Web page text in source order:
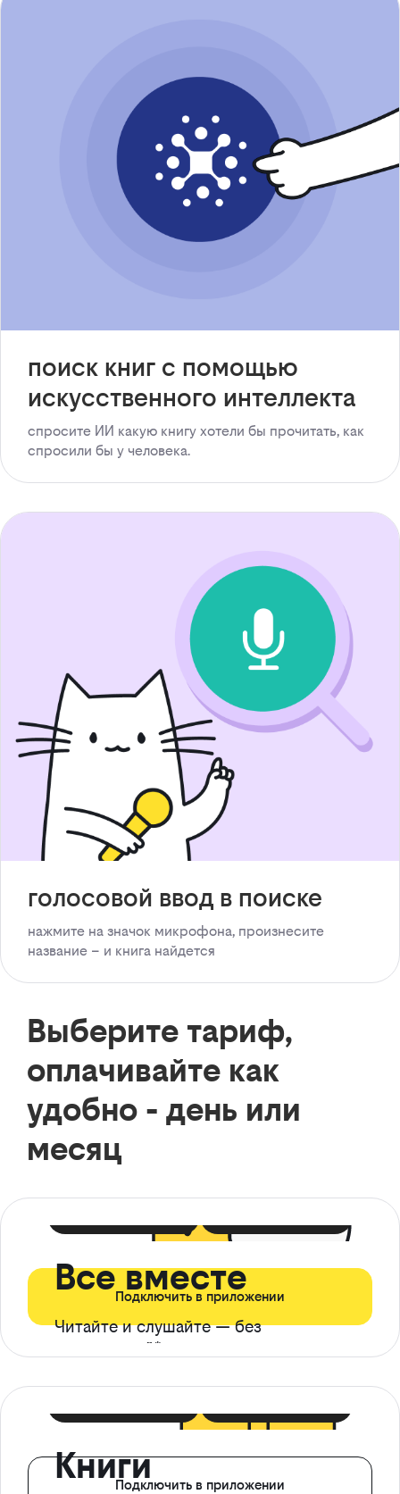
поиск книг с помощью
искусственного интеллекта
спросите ИИ какую книгу хотели бы прочитать, как
спросили бы у человека.
голосовой ввод в поиске
нажмите на значок микрофона, произнесите
название – и книга найдется
Выберите тариф,
оплачивайте как
удобно - день или
месяц
Все вместе
Читайте и слушайте — без
ограничений*
Подключить в приложении
КнигиПодключить в приложении